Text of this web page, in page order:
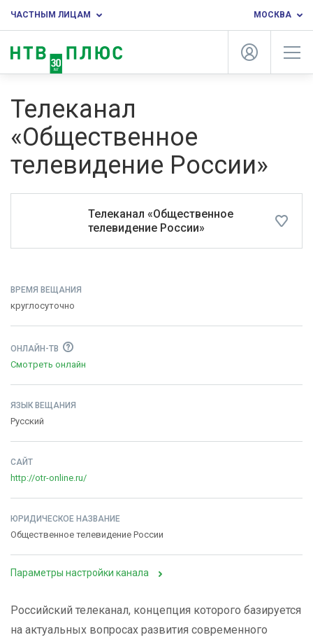
ЧАСТНЫМ ЛИЦАМ МОСКВА
Телеканал
«Общественное
телевидение России»
Телеканал «Общественное
телевидение России»
ВРЕМЯ ВЕЩАНИЯ
круглосуточно
ОНЛАЙН-ТВ
Смотреть онлайн
ЯЗЫК ВЕЩАНИЯ
Русский
САЙТ
http://otr-online.ru/
ЮРИДИЧЕСКОЕ НАЗВАНИЕ
Общественное телевидение России
Параметры настройки канала
Российский телеканал, концепция которого базируется
на актуальных вопросах развития современного